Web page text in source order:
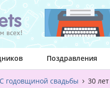
Поздравления
С годовщиной свадьбы 30 лет